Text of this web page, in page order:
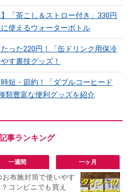
「茶こし＆ストロー付き」330円
使えるウォーターボトル
たった220円！「缶ドリンク用保冷
す裏技グッズ！
短・節約！「ダブルコーヒード
類豊富な便利グッズを紹介
一週間 一ヶ月
布施封筒で使いやす
コンビニでも買え